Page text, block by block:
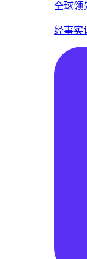
全球领
经事实